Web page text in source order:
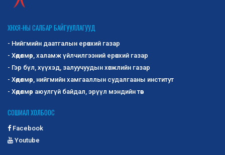
ХНХЯ-НЫ САЛБАР БАЙГУУЛЛАГУУД
- Нийгмийн даатгалын ерөнхий газар
- Хөдөлмөр, халамж үйлчилгээний ерөнхий газар
- Гэр бүл, хүүхэд, залуучуудын хөгжлийн газар
- Хөдөлмөр, нийгмийн хамгааллын судалгааны институт
- Хөдөлмөр аюулгүй байдал, эрүүл мэндийн төв
СОШИАЛ ХОЛБООС
Facebook
Youtube